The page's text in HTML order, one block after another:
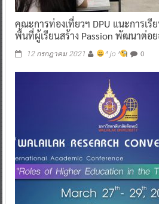
คณะการท่องเที่ยวฯ DPU แนะการเรี
พื้นที่ผู้เรียนสร้าง Passion พัฒนาต่อ
12 กรกฎาคม 2021 ^ jo ^ 0